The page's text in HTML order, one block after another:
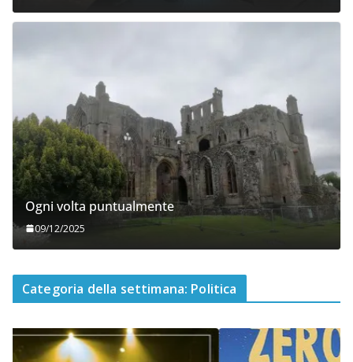
Ogni volta puntualmente
09/12/2025
Categoria della settimana: Politica